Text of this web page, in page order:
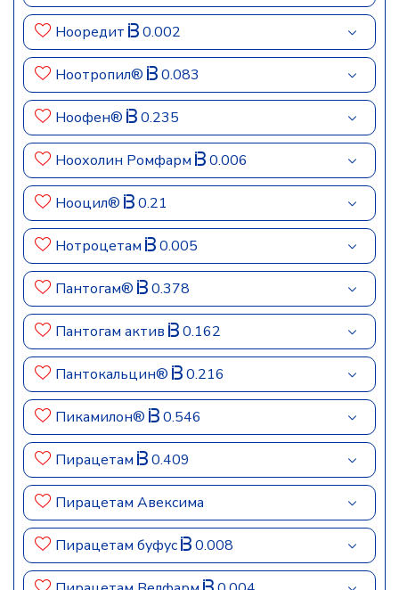
Нооредит 0.002
Ноотропил® 0.083
Ноофен® 0.235
Ноохолин Ромфарм 0.006
Нооцил® 0.21
Нотроцетам 0.005
Пантогам® 0.378
Пантогам актив 0.162
Пантокальцин® 0.216
Пикамилон® 0.546
Пирацетам 0.409
Пирацетам Авексима
Пирацетам буфус 0.008